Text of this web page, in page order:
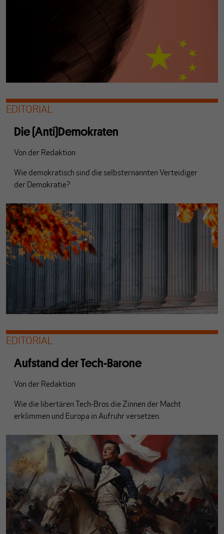
EDITORIAL
Die (Anti)Demokraten
Von der Redaktion
Wie demokratisch sind die selbsternannten Verteidiger
der Demokratie?
EDITORIAL
Aufstand der Tech-Barone
Von der Redaktion
Wie die libertären Tech-Bros die Zinnen der Macht
erklimmen und Europa in Aufruhr versetzen.